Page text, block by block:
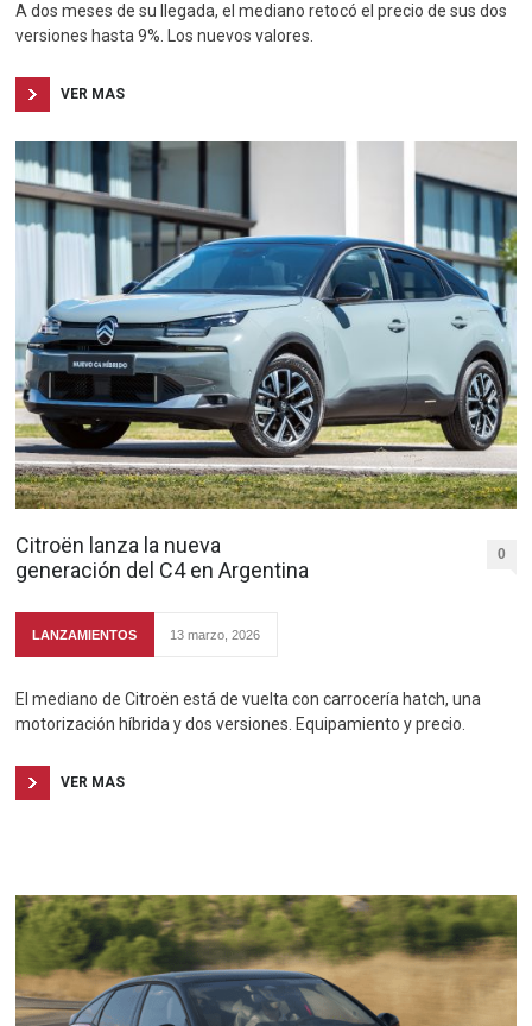
A dos meses de su llegada, el mediano retocó el precio de sus dos
versiones hasta 9%. Los nuevos valores.
VER MAS
Citroën lanza la nueva
generación del C4 en Argentina
0
LANZAMIENTOS 13 marzo, 2026
El mediano de Citroën está de vuelta con carrocería hatch, una
motorización híbrida y dos versiones. Equipamiento y precio.
VER MAS